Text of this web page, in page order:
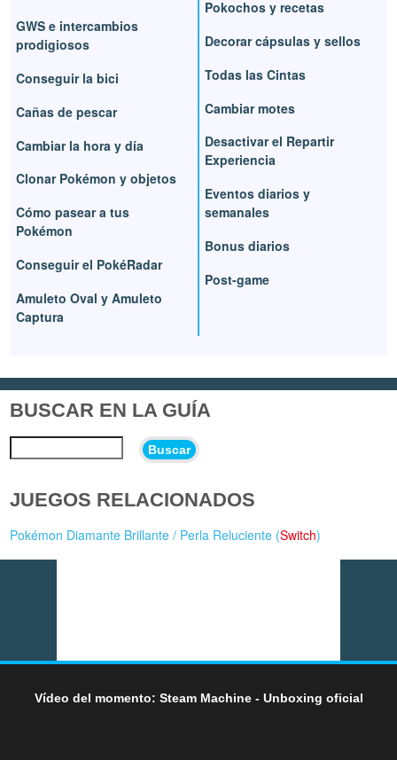
GWS e intercambios
prodigiosos
Conseguir la bici
Cañas de pescar
Cambiar la hora y día
Clonar Pokémon y objetos
Cómo pasear a tus
Pokémon
Conseguir el PokéRadar
Amuleto Oval y Amuleto
Captura
Pokochos y recetas
Decorar cápsulas y sellos
Todas las Cintas
Cambiar motes
Desactivar el Repartir
Experiencia
Eventos diarios y
semanales
Bonus diarios
Post-game
BUSCAR EN LA GUÍA
Buscar
JUEGOS RELACIONADOS
Pokémon Diamante Brillante / Perla Reluciente (Switch)
Vídeo del momento: Steam Machine - Unboxing oficial